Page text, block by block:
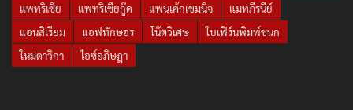
แพทริเซีย
แพทริเซียกู๊ด แพนเค้กเขมนิจ
แมทภีรนีย์
แอนสิเรียม
แอฟทักษอร โน๊ตวิเศษ
ใบเฟิร์นพิมพ์ชนก
ใหม่ดาวิกา
ไอซ์อภิษฎา